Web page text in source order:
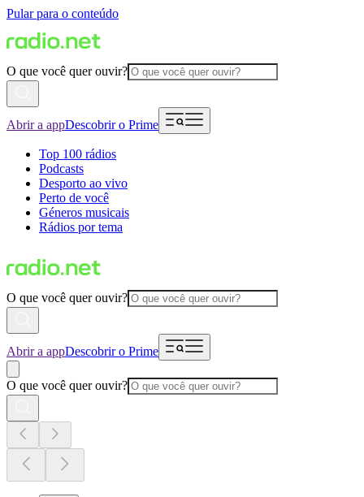
Pular para o conteúdo
O que você quer ouvir?
Abrir a appDescobrir o Prime
Top 100 rádios
Podcasts
Desporto ao vivo
Perto de você
Géneros musicais
Rádios por tema
O que você quer ouvir?
Abrir a appDescobrir o Prime
O que você quer ouvir?